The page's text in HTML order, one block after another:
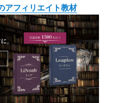
アフィリエイト教材